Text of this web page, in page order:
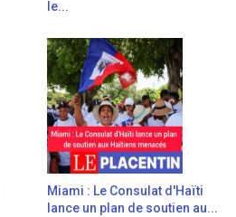
le...
Miami : Le Consulat d'Haïti
lance un plan de soutien au...